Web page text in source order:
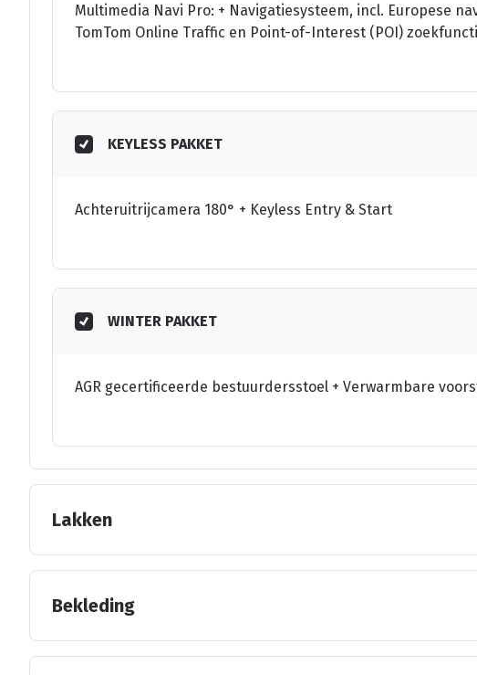
Multimedia Navi Pro: + Navigatiesysteem, incl. Europese
TomTom Online Traffic en Point-of-Interest (POI)
KEYLESS PAKKET
Achteruitrijcamera 180° + Keyless Entry & Start
WINTER PAKKET
AGR gecertificeerde bestuurdersstoel + Verwarmbare
Lakken
Bekleding